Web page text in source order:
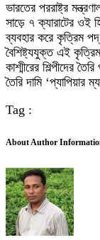
ভারতের পররাষ্ট্র
সাড়ে ৭ ক্যারাটের ওই
ব্যবহার করে কৃত্রিম
বৈশিষ্ট্যযুক্ত এই কৃত্রিম
কাশ্মীরের শিল্পীদের
তৈরি দামি ‘প্যাপিয়ার
Tag :
About Author